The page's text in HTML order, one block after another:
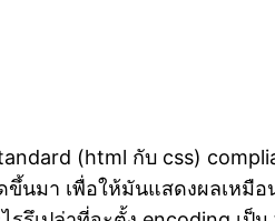
(html กับ css)
นมา เพื่อให้มันแสดงผลเหมื